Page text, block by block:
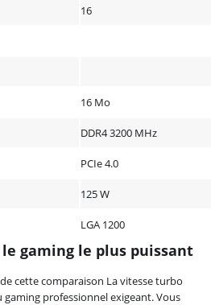
16
16 Mo
DDR4 3200 MHz
PCIe 4.0
125 W
LGA 1200
le gaming le plus puissant
cette comparaison La vitesse turbo
professionnel exigeant. Vous